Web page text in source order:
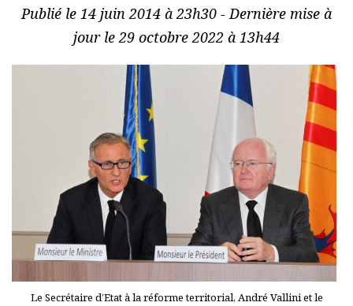
Publié le 14 juin 2014 à 23h30 - Dernière mise à
jour le 29 octobre 2022 à 13h44
Le Secrétaire d’Etat à la réforme territorial, André Vallini et le